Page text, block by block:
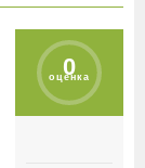
0
оценка